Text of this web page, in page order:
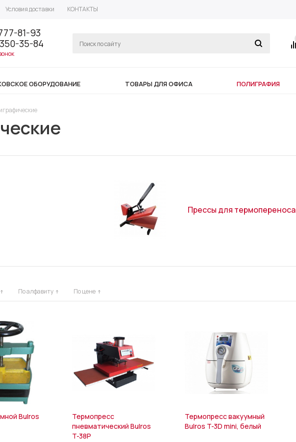
Условия доставки КОНТАКТЫ
81-93
35-84
ОБОРУДОВАНИЕ ТОВАРЫ ДЛЯ ОФИСА ПОЛИГРАФИЯ
Прессы для термопереноса
По алфавиту По цене
Bulros
Термопресс
пневматический Bulros
T-38P
Термопресс вакуумный
Bulros T-3D mini, белый